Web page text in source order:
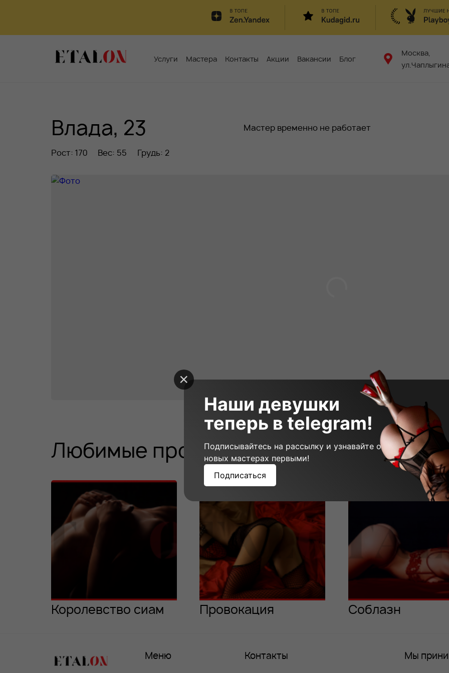
Услуги Мастера Контакты Акции Вакансии Блог
Москва,
Влада, 23 Мастер временно не работает
Рост: 170 Вес: 55 Грудь: 2
Любимые программы мастера:
Королевство сиам
15 000₽
Провокация
23 000₽
Соблазн
16 000₽ 90
Меню Контакты Мы
Наши девушки
теперь в telegram!
Подписывайтесь на рассылку и узнавайте о
новых мастерах первыми!
Подписаться